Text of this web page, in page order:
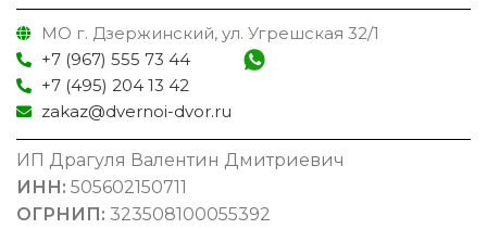
МО г. Дзержинский, ул. Угрешская 32/1
+7 (967) 555 73 44
+7 (495) 204 13 42
zakaz@dvernoi-dvor.ru
ИП Драгуля Валентин Дмитриевич
ИНН: 505602150711
ОГРНИП: 323508100055392